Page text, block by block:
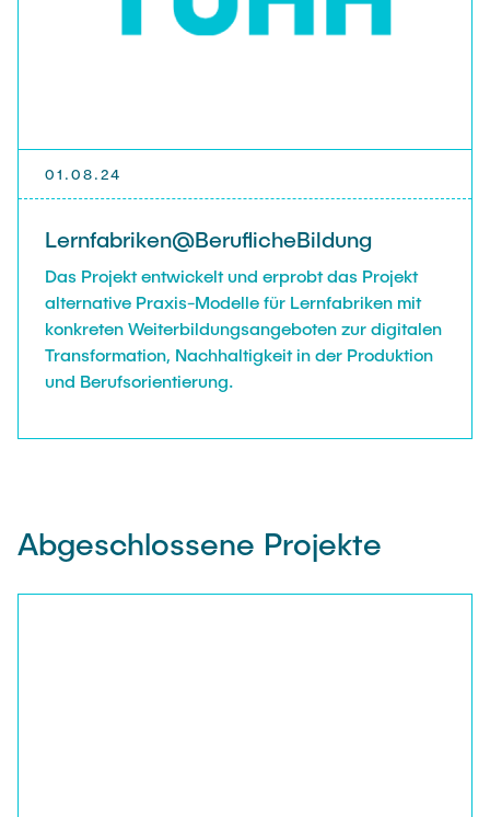
01.08.24
Lernfabriken@BeruflicheBildung
Das Projekt entwickelt und erprobt das Projekt
alternative Praxis-Modelle für Lernfabriken mit
konkreten Weiterbildungsangeboten zur digitalen
Transformation, Nachhaltigkeit in der Produktion
und Berufsorientierung.
Abgeschlossene Projekte